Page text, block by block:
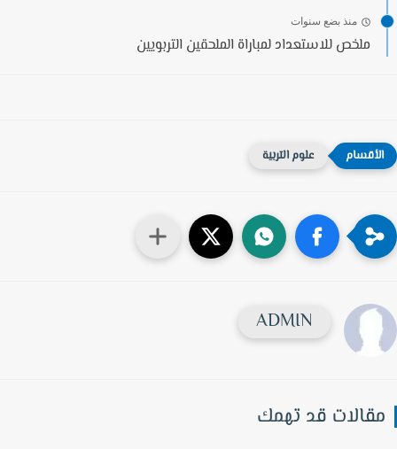
منذ بضع سنوات
ملخص للاستعداد لمباراة الملحقين التربويين
علوم التربية
ADMIN
قد تهمك